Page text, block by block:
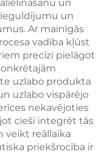
un
ieguldījumu un
Ar mainīgās
vadība kļūst
precīzi pielāgot
uzlabo produkta
uzlabo vispārējo
nekavējoties
cieši integrēt tās
veikt reāllaika
priekšrocība ir